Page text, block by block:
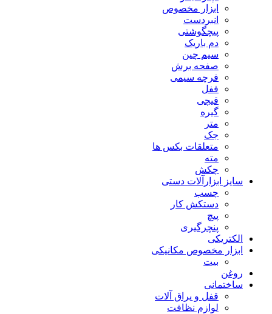
ابزار مخصوص
انبردست
پیچگوشتی
دم باریک
سیم چین
صفحه برش
فرچه سیمی
ففل
قیچی
گیره
متر
جک
متعلقات بکس ها
مته
چکش
سایز ابزارآلات دستی
چسب
دستکش کار
پیچ
پنچرگیری
الکتریکی
ابزار مخصوص مکانیکی
بیت
روغن
ساختمانی
قفل و یراق آلات
لوازم نظافت